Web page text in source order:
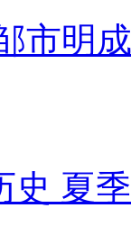
市明
史 夏